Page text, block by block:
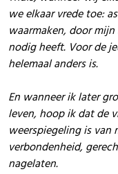
we elkaar vrede toe:
waarmaken, door
nodig heeft. Voor de
helemaal anders is.
En wanneer ik later
leven, hoop ik dat de
weerspiegeling is van
verbondenheid,
nagelaten.